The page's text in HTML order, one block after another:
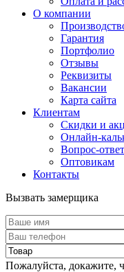
О компании
Гарантия
Портфолио
Отзывы
Реквизиты
Вакансии
Карта сайта
Клиентам
Скидки и
Онлайн-
Вопрос-ответ
Оптовикам
Контакты
Вызвать замерщика
Пожалуйста, докажите,